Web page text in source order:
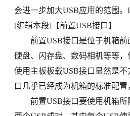
会进一步加大USB应用的范围
[编辑本段]【前置USB接口】
前置USB接口是位于机箱前
硬盘、闪存盘、数码相机等等
使用主板板载USB接口显然是
口几乎已经成为机箱的标准配
前置USB接口要使用机箱所